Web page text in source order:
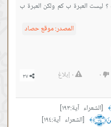
؟ ليست العبرة ب كم ولكن العبرة ب
المصدر:موقع حصاد
٠ ٠ إبلاغ
﴾ [الشعراء آية:١٩٣]
﴾
[الشعراء آية:١٩٤]